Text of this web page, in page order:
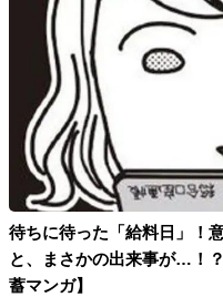
待ちに待った「給料日」！
と、まさかの出来事が…！
蓄マンガ】